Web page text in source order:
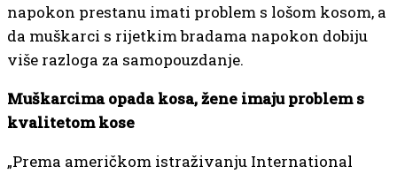
napokon prestanu imati problem s lošom kosom, a
da muškarci s rijetkim bradama napokon dobiju
više razloga za samopouzdanje.
Muškarcima opada kosa, žene imaju problem s
kvalitetom kose
„Prema američkom istraživanju International